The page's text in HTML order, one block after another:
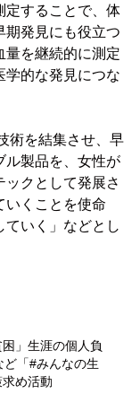
定することで、体
期発見にも役立つ
量を継続的に測定
学的な発見につな
術を結集させ、早
ル製品を、女性が
クとして発展さ
いくことを使命
ていく」などとし
困」生涯の個人負
ど「#みんなの生
め活動